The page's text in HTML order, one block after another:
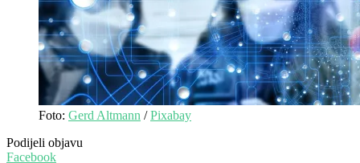
Foto: Gerd Altmann /Pixabay
Podijeli objavu
Facebook